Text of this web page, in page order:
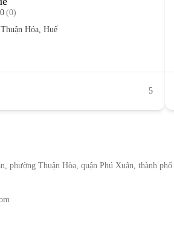
(0)
Hóa, Huế
5
phường Thuận Hòa, quận Phú Xuân, thành phố